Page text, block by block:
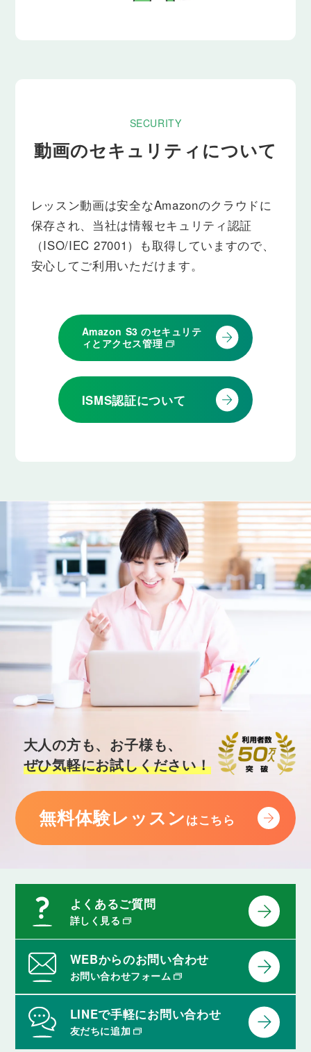
SECURITY
動画のセキュリティについて
レッスン動画は安全なAmazonのクラウドに
保存され、当社は情報セキュリティ認証
（ISO/IEC 27001）も取得していますので、
安心してご利用いただけます。
Amazon S3 のセキュリテ
ィとアクセス管理
ISMS認証について
大人の方も、お子様も、
ぜひ気軽にお試しください！
無料体験レッスンはこちら
よくあるご質問
詳しく見る
WEBからのお問い合わせ
お問い合わせフォーム
LINEで手軽にお問い合わせ
友だちに追加